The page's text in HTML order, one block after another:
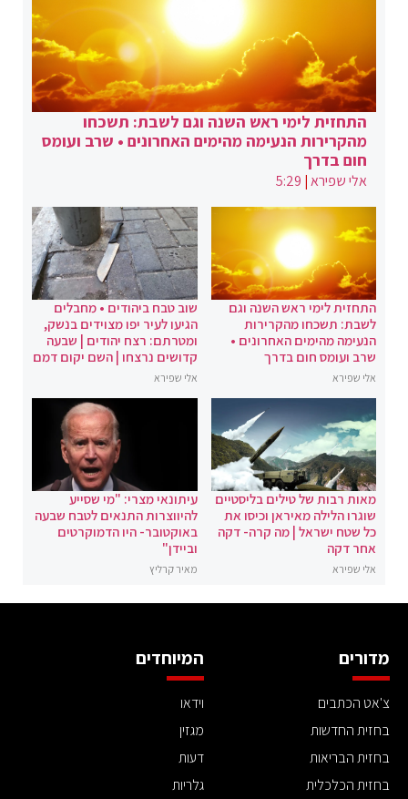
התחזית לימי ראש השנה וגם לשבת: תשכחו
מהקרירות הנעימה מהימים האחרונים • שרב ועומס
חום בדרך
אלי שפירא|
5:29
התחזית לימי ראש השנה וגם
לשבת: תשכחו מהקרירות
הנעימה מהימים האחרונים •
שרב ועומס חום בדרך
אלי שפירא
שוב טבח ביהודים • מחבלים
הגיעו לעיר יפו מצוידים בנשק,
ומטרתם: רצח יהודים | שבעה
קדושים נרצחו | השם יקום דמם
אלי שפירא
מאות רבות של טילים בליסטיים
שוגרו הלילה מאיראן וכיסו את
כל שטח ישראל | מה קרה- דקה
אחר דקה
אלי שפירא
עיתונאי מצרי: "מי שסייע
להיווצרות התנאים לטבח שבעה
באוקטובר- היו הדמוקרטים
וביידן"
מאיר קרליץ
מדורים
צ'אט הכתבים
בחזית החדשות
בחזית הבריאות
בחזית הכלכלית
המיוחדים
וידאו
מגזין
דעות
גלריות